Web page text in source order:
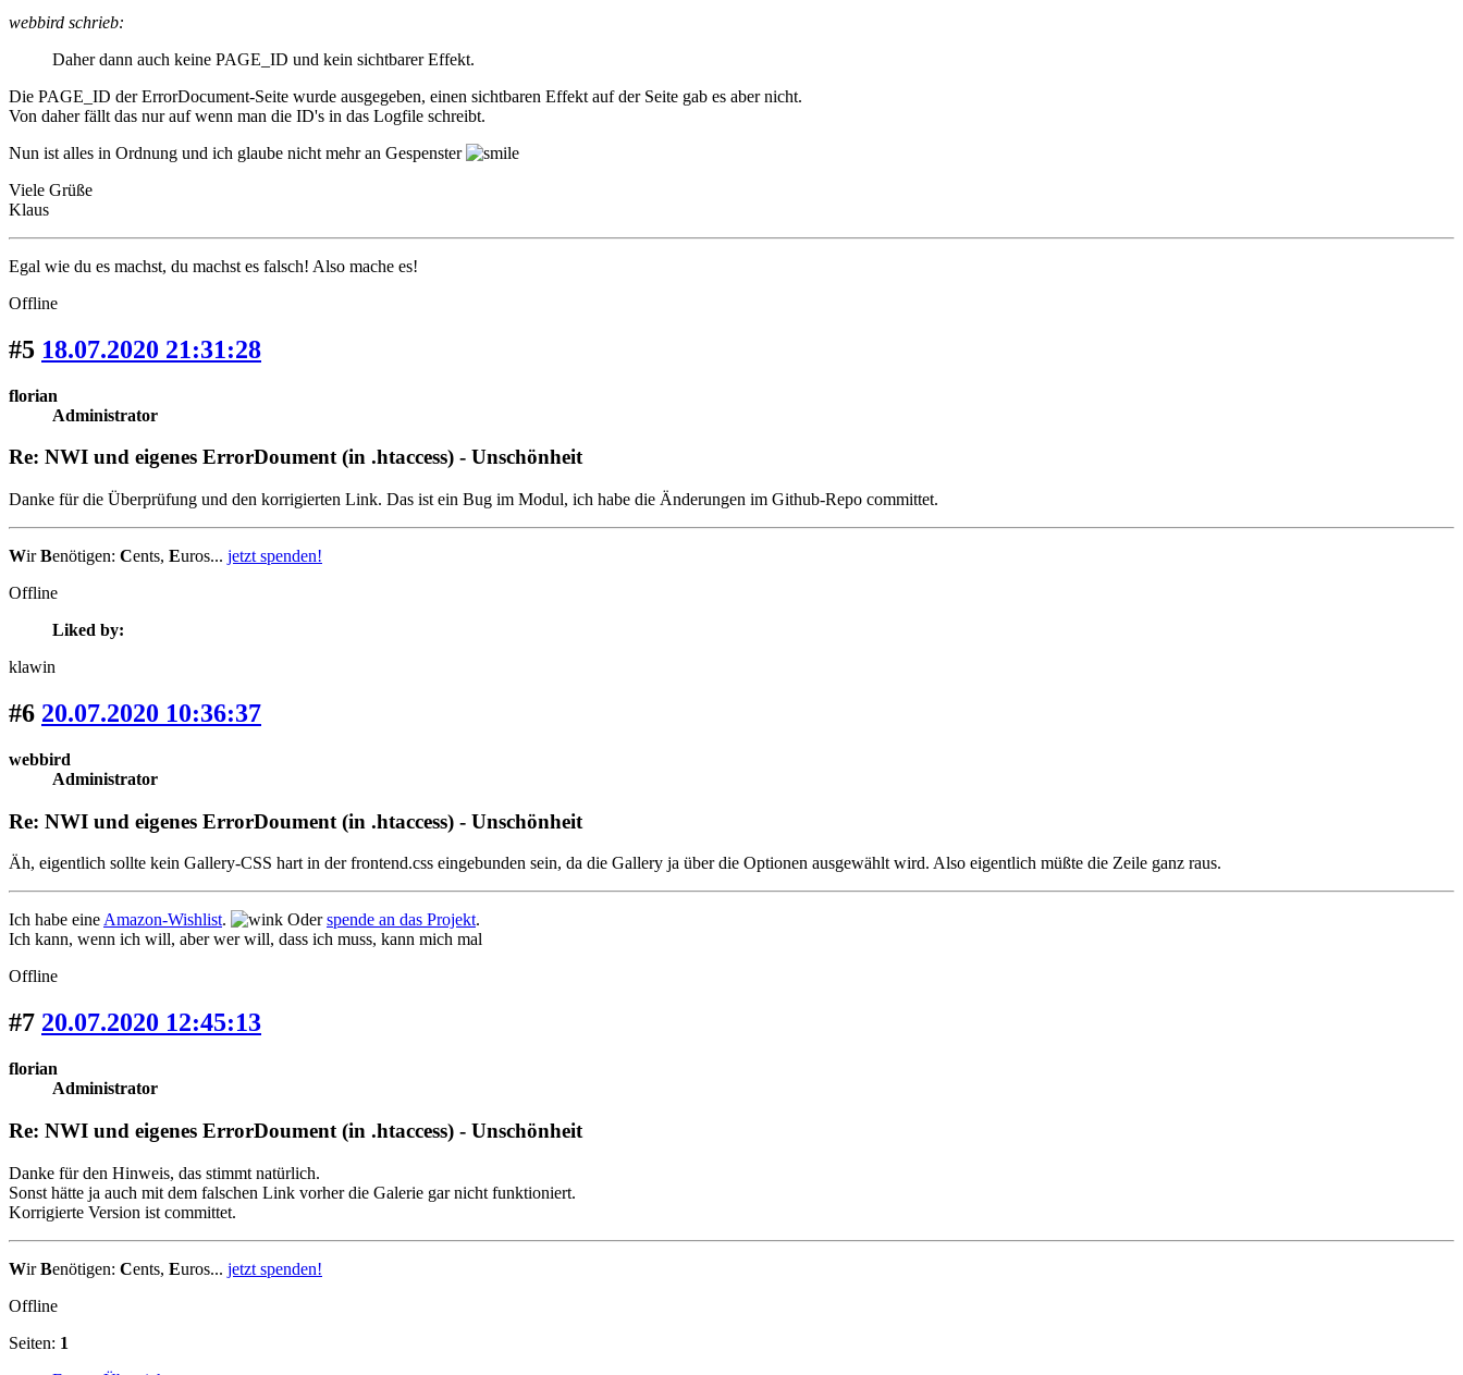
webbird schrieb:
Daher dann auch keine PAGE_ID und kein sichtbarer Effekt.
Die PAGE_ID der ErrorDocument-Seite wurde ausgegeben, einen sichtbaren Effekt auf der Seite gab es aber nicht.
Von daher fällt das nur auf wenn man die ID's in das Logfile schreibt.
Nun ist alles in Ordnung und ich glaube nicht mehr an Gespenster
Viele Grüße
Klaus
Egal wie du es machst, du machst es falsch! Also mache es!
Offline
#5 18.07.2020 21:31:28
florian
Administrator
Re: NWI und eigenes ErrorDoument (in .htaccess) - Unschönheit
Danke für die Überprüfung und den korrigierten Link. Das ist ein Bug im Modul, ich habe die Änderungen im Github-Repo committet.
WirBenötigen: Cents, Euros... jetzt spenden!
Offline
Liked by:
klawin
#6 20.07.2020 10:36:37
webbird
Administrator
Re: NWI und eigenes ErrorDoument (in .htaccess) - Unschönheit
Äh, eigentlich sollte kein Gallery-CSS hart in der frontend.css eingebunden sein, da die Gallery ja über die Optionen ausgewählt wird. Also eigentlich müßte die Zeile ganz raus.
Ich habe eine Amazon-Wishlist. Oderspende an das Projekt.
Ich kann, wenn ich will, aber wer will, dass ich muss, kann mich mal
Offline
#7 20.07.2020 12:45:13
florian
Administrator
Re: NWI und eigenes ErrorDoument (in .htaccess) - Unschönheit
Danke für den Hinweis, das stimmt natürlich.
Sonst hätte ja auch mit dem falschen Link vorher die Galerie gar nicht funktioniert.
Korrigierte Version ist committet.
WirBenötigen: Cents, Euros... jetzt spenden!
Offline
Seiten: 1